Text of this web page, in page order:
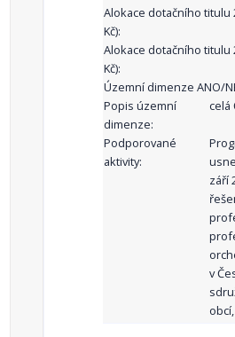
Alokace dotačního titulu
Kč):
Alokace dotačního titulu
Kč):
Územní dimenze ANO/
Popis územní
dimenze:
celá
Podporované
aktivity:
září
v